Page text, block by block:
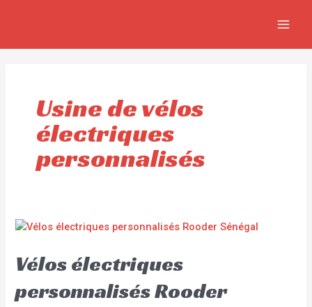
Usine de vélos
électriques
personnalisés
Vélos électriques
personnalisés Rooder